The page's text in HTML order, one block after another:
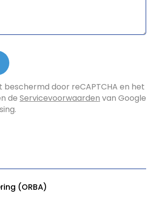
beschermd door reCAPTCHA en het
de Servicevoorwaarden van Google
(ORBA)